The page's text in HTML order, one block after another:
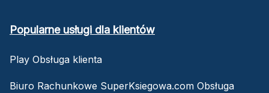
Popularne usługi dla klientów
Play Obsługa klienta
Biuro Rachunkowe SuperKsiegowa.com Obsługa